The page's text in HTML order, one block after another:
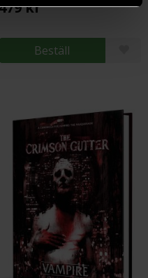
kr
Beställ